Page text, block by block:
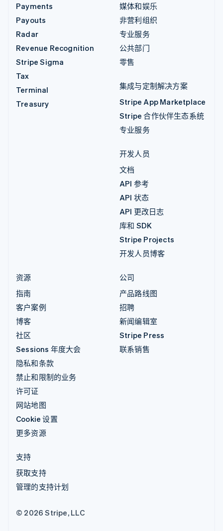
Payments
Payouts
Radar
Revenue Recognition
Stripe Sigma
Tax
Terminal
Treasury
媒体和娱乐
非营利组织
专业服务
公共部门
零售
集成与定制解决方案
Stripe App Marketplace
Stripe 合作伙伴生态系统
专业服务
开发人员
文档
API 参考
API 状态
API 更改日志
库和 SDK
Stripe Projects
开发人员博客
资源
指南
客户案例
博客
社区
Sessions 年度大会
隐私和条款
禁止和限制的业务
许可证
网站地图
Cookie 设置
更多资源
公司
产品路线图
招聘
新闻编辑室
Stripe Press
联系销售
支持
获取支持
管理的支持计划
© 2026 Stripe, LLC